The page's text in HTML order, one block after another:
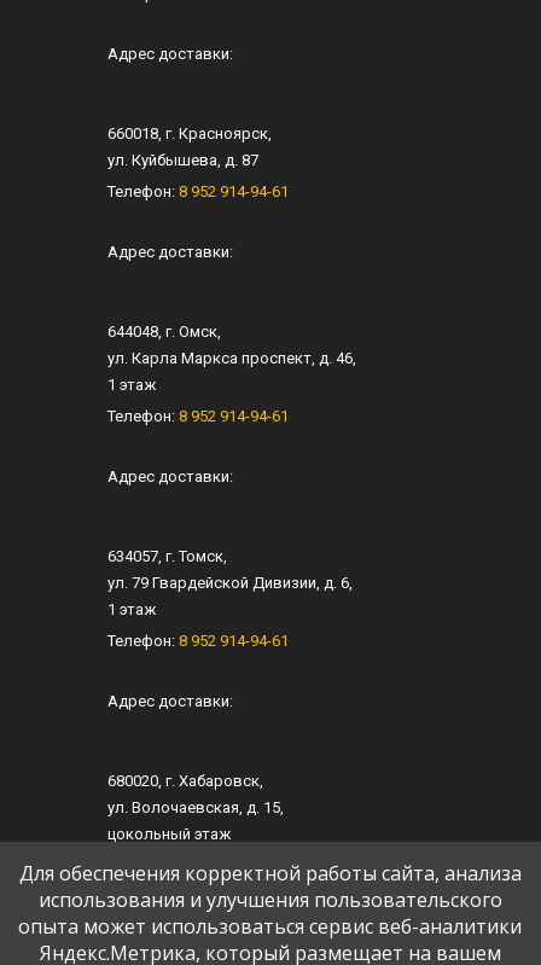
Адрес доставки:
660018, г. Красноярск,
ул. Куйбышева, д. 87
Телефон: 8 952 914-94-61
Адрес доставки:
644048, г. Омск,
ул. Карла Маркса проспект, д. 46,
1 этаж
Телефон: 8 952 914-94-61
Адрес доставки:
634057, г.Томск,
ул. 79 Гвардейской Дивизии, д. 6​,
1 этаж
Телефон: 8 952 914-94-61
Адрес доставки:
680020, г. Хабаровск,
ул. ​Волочаевская, д. 15,​
цокольный этаж
Телефон: 8 952 914-94-61
Для обеспечения корректной работы сайта, анализа
использования и улучшения пользовательского
опыта может использоваться сервис веб-аналитики
Яндекс.Метрика, который размещает на вашем